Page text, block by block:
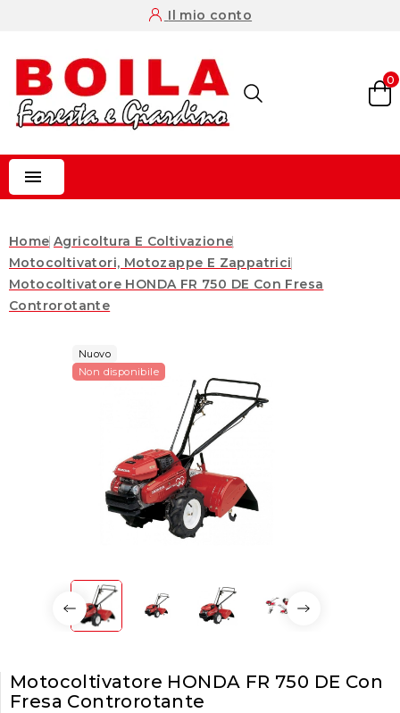
Il mio conto
0

Home Agricoltura E Coltivazione
Motocoltivatori, Motozappe E Zappatrici
Motocoltivatore HONDA FR 750 DE Con Fresa
Controrotante
Nuovo
Non disponibile
Motocoltivatore HONDA FR 750 DE Con
Fresa Controrotante